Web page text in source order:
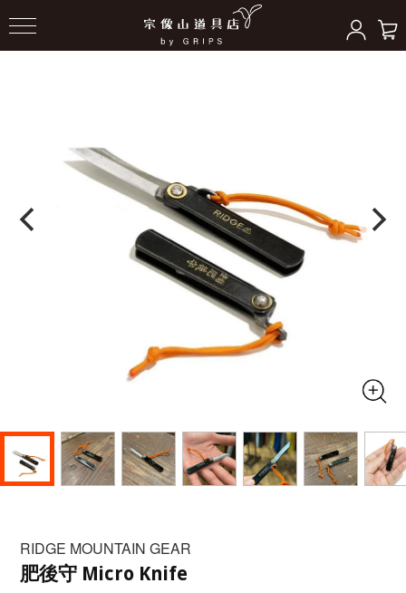
ナイフ/その他ツール
RIDGE MOUNTAIN GEAR
肥後守 Micro Knife